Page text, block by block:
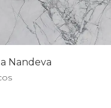
Nandeva